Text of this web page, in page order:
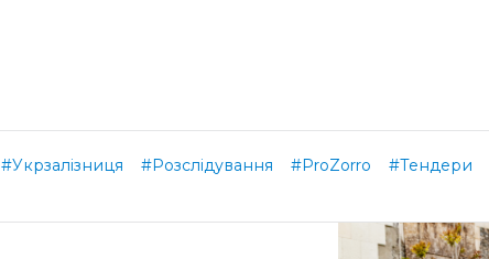
#Укрзалізниця #Розслідування #ProZorro #Тендери